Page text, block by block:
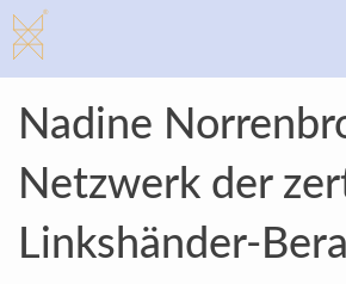
Zum
Inhalt
springen
Nadine
Netzwerk der
Linkshänder-